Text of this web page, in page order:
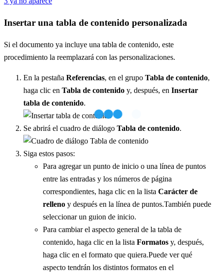
Insertar una tabla de contenido personalizada
Si el documento ya incluye una tabla de contenido, este
procedimiento la reemplazará con las personalizaciones.
En la pestaña Referencias, en el grupo Tabla de contenido,
haga clic en Tabla de contenido y, después, en Insertar
tabla de contenido.
Se abrirá el cuadro de diálogo Tabla de contenido.
Siga estos pasos:
Para agregar un punto de inicio o una línea de puntos
entre las entradas y los números de página
correspondientes, haga clic en la lista Carácter de
relleno y después en la línea de puntos.También puede
seleccionar un guion de inicio.
Para cambiar el aspecto general de la tabla de
contenido, haga clic en la lista Formatos y, después,
haga clic en el formato que quiera.Puede ver qué
aspecto tendrán los distintos formatos en el